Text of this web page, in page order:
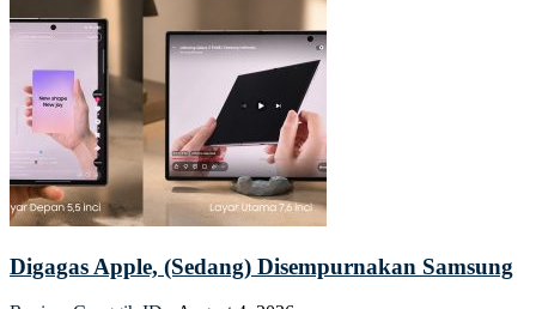
Digagas Apple, (Sedang) Disempurnakan Samsung